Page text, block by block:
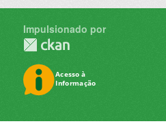
Impulsionado por